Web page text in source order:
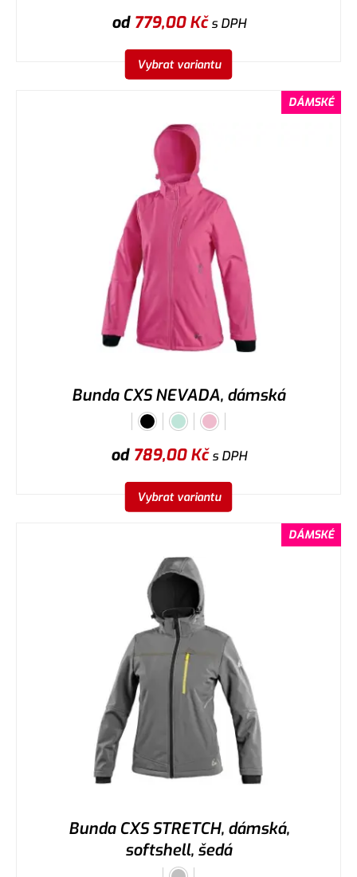
od 779,00Kčs DPH
Vybrat variantu
DÁMSKÉ
Bunda CXS NEVADA, dámská
od 789,00Kčs DPH
Vybrat variantu
DÁMSKÉ
Bunda CXS STRETCH, dámská,
softshell, šedá